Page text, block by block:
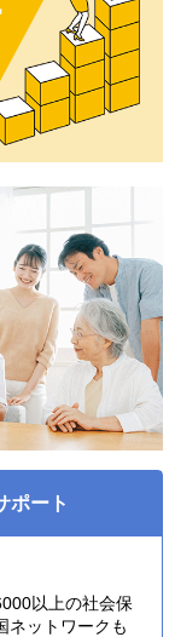
ポート
以上の社会保
ネットワークも